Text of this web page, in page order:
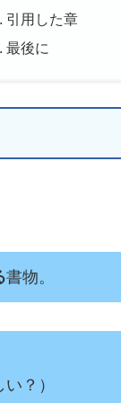
引用した章
最後に
書物。
？）